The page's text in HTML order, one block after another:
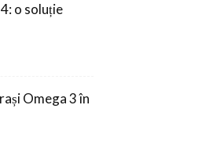
o soluție
Omega 3 în